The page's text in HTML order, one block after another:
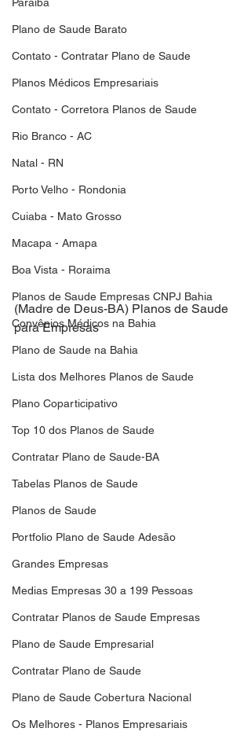
Plano de Saude Barato
Contato - Contratar Plano de Saude
Planos Médicos Empresariais
Contato - Corretora Planos de Saude
Rio Branco - AC
Natal - RN
Porto Velho - Rondonia
Cuiaba - Mato Grosso
Macapa - Amapa
Boa Vista - Roraima
Planos de Saude Empresas CNPJ Bahia
Convênios Médicos na Bahia
Plano de Saude na Bahia
Lista dos Melhores Planos de Saude
Plano Coparticipativo
Top 10 dos Planos de Saude
Contratar Plano de Saude-BA
Tabelas Planos de Saude
Planos de Saude
Portfolio Plano de Saude Adesão
Grandes Empresas
Medias Empresas 30 a 199 Pessoas
Contratar Planos de Saude Empresas
Plano de Saude Empresarial
Contratar Plano de Saude
Plano de Saude Cobertura Nacional
Os Melhores - Planos Empresariais
(Madre de Deus-BA) Planos de Saude
para Empresas